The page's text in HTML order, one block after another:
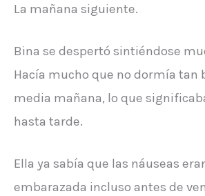
La mañana siguiente.
Bina se despertó sintiéndose
Hacía mucho que no dormía tan
media mañana, lo que
hasta tarde.
Ella ya sabía que las náuseas
embarazada incluso antes de